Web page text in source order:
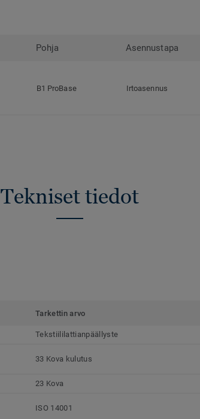
Pohja Asennustapa
B1 ProBase Irtoasennus
Tekniset tiedot
Tarkettin arvo
Tekstiililattianpäällyste
33 Kova kulutus
23 Kova
ISO 14001